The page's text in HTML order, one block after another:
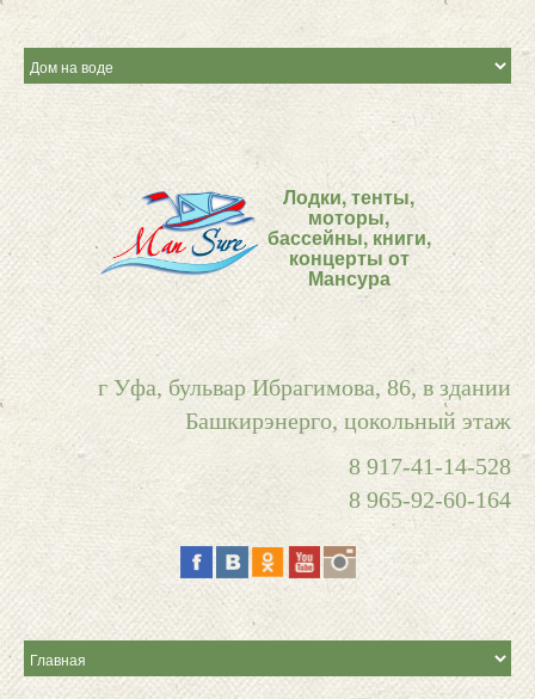
Лодки, тенты,
моторы,
бассейны, книги,
концерты от
Мансура
г Уфа, бульвар Ибрагимова, 86, в здании
Башкирэнерго, цокольный этаж
8 917-41-14-528
8 965-92-60-164